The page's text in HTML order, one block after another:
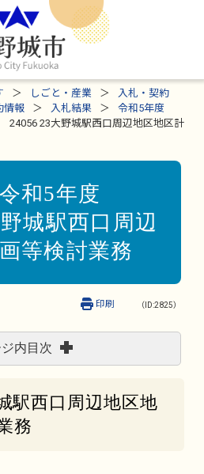
しごと・産業
入札・契約
情報
入札結果
令和5年度
24056 23大野城駅西口周辺地区地区計
和5年度
城駅西口周辺
等検討業務
（ID:2825）
印刷
内目次
駅西口周辺地区地
務